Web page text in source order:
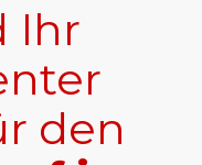
Ihr
den